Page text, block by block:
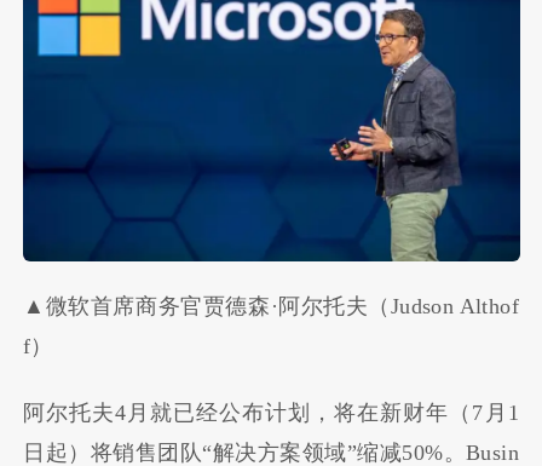
▲微软首席商务官贾德森·阿尔托夫（Judson Althof
f）
阿尔托夫4月就已经公布计划，将在新财年（7月1
日起）将销售团队“解决方案领域”缩减50%。Busin